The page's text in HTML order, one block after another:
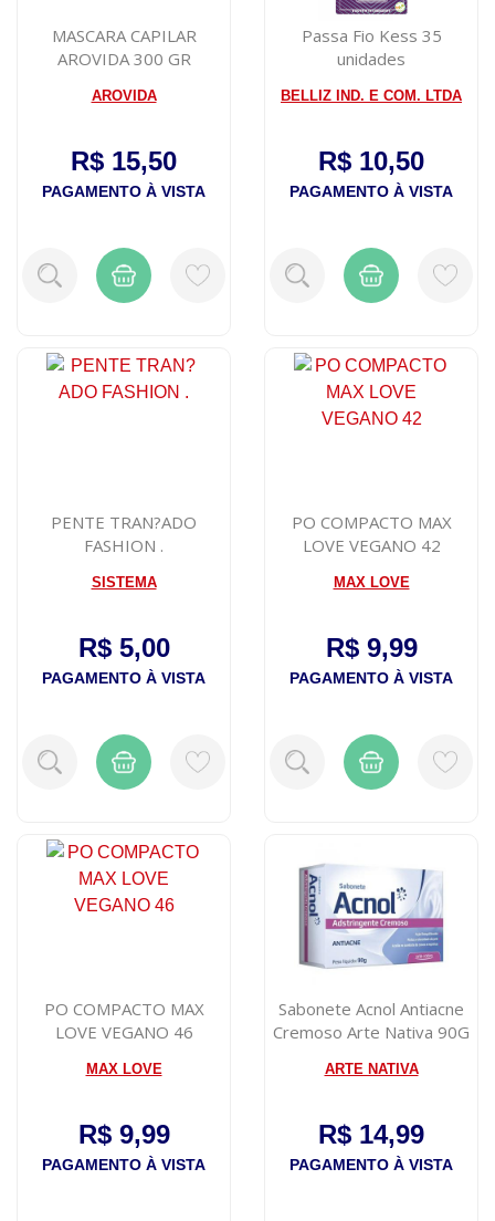
MASCARA CAPILAR
AROVIDA 300 GR
AROVIDA
R$ 15,50
PAGAMENTO À VISTA
Passa Fio Kess 35
unidades
BELLIZ IND. E COM. LTDA
R$ 10,50
PAGAMENTO À VISTA
PENTE TRAN?ADO
FASHION .
SISTEMA
R$ 5,00
PAGAMENTO À VISTA
PO COMPACTO MAX
LOVE VEGANO 42
MAX LOVE
R$ 9,99
PAGAMENTO À VISTA
PO COMPACTO MAX
LOVE VEGANO 46
MAX LOVE
R$ 9,99
PAGAMENTO À VISTA
Sabonete Acnol Antiacne
Cremoso Arte Nativa 90G
ARTE NATIVA
R$ 14,99
PAGAMENTO À VISTA